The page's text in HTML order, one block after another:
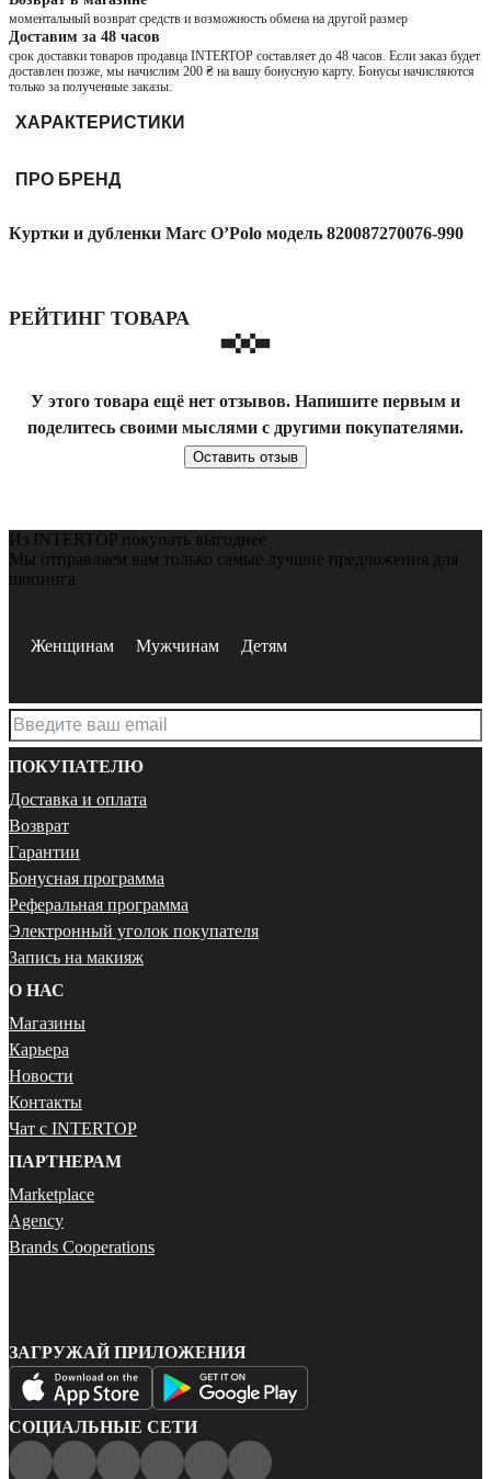
моментальный возврат средств и возможность обмена на другой размер
Доставим за 48 часов
срок доставки товаров продавца INTERTOP составляет до 48 часов. Если заказ будет
доставлен позже, мы начислим 200 ₴ на вашу бонусную карту. Бонусы начисляются
только за полученные заказы.
ХАРАКТЕРИСТИКИ
ПРО БРЕНД
Куртки и дубленки Marc O’Polo модель 820087270076-990
РЕЙТИНГ ТОВАРА
У этого товара ещё нет отзывов. Напишите первым и
поделитесь своими мыслями с другими покупателями.
Оставить отзыв
Из INTERTOP покупать выгоднее
Мы отправляем вам только самые лучшие предложения для
шопинга
Женщинам Мужчинам Детям
ПОКУПАТЕЛЮ
Доставка и оплата
Возврат
Гарантии
Бонусная программа
Реферальная программа
Электронный уголок покупателя
Запись на макияж
О НАС
Магазины
Карьера
Новости
Контакты
Чат с INTERTOP
ПАРТНЕРАМ
Marketplace
Agency
Brands Cooperations
ЗАГРУЖАЙ ПРИЛОЖЕНИЯ
СОЦИАЛЬНЫЕ СЕТИ